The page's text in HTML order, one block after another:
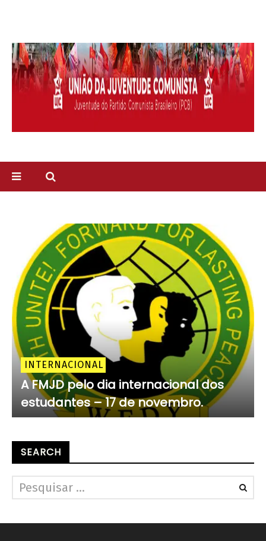
INTERNACIONAL
A FMJD pelo dia internacional dos
estudantes – 17 de novembro.
SEARCH